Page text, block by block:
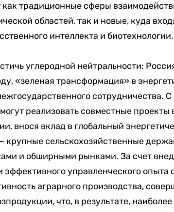
традиционные сферы
областей, так и новые, куда
интеллекта и
углеродной нейтральности:
«зеленая трансформация» в
сотрудничества. С
реализовать совместные проекты
внося вклад в глобальный
крупные сельскохозяйственные
и обширными рынками. За счет
эффективного управленческого опыта
аграрного производства,
что, в результате,